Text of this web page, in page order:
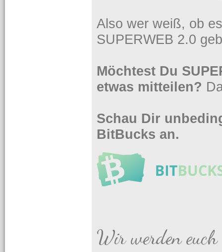
Also wer weiß, ob
SUPERWEB 2.0
Möchtest Du
etwas mitteilen?
Schau Dir
BitBucks an.
Wir werden